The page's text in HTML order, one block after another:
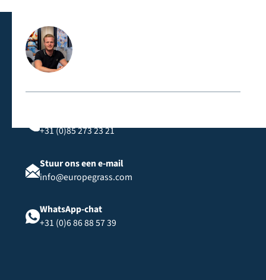
Neem rechtstreeks contact met ons op
+31 (0)85 273 23 21
Stuur ons een e-mail
info@europegrass.com
WhatsApp-chat
+31 (0)6 86 88 57 39